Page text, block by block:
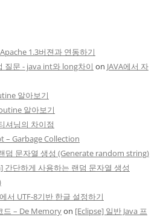
1.3버젼과 연동하기
질문 - java int와 long차이 on JAVA에서 자
알아보기
알아보기
셔닝의 차이점
– Garbage Collection
덤 문자열 생성 (Generate random string)
간단하게 사용하는 랜덤 문자열 생성
서 UTF-8기반 한글 설정하기
드 – De Memoryon [Eclipse] 일반 Java 프